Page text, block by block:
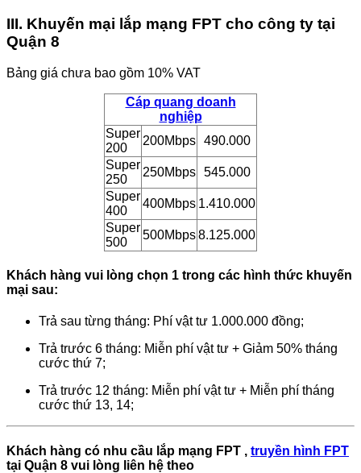
III. Khuyến mại lắp mạng FPT cho công ty tại
Quận 8
Bảng giá chưa bao gồm 10% VAT
Cáp quang doanh
nghiệp
Super
200
200Mbps 490.000
Super
250
250Mbps 545.000
Super
400
400Mbps 1.410.000
Super
500
500Mbps8.125.000
Khách hàng vui lòng chọn 1 trong các hình thức khuyến
mại sau:
Trả sau từng tháng: Phí vật tư 1.000.000 đồng;
Trả trước 6 tháng: Miễn phí vật tư + Giảm 50% tháng
cước thứ 7;
Trả trước 12 tháng: Miễn phí vật tư + Miễn phí tháng
cước thứ 13, 14;
Khách hàng có nhu cầu lắp mạng FPT , truyền hình FPT
tại Quận 8 vui lòng liên hệ theo